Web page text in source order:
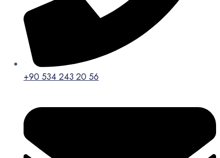
+90 534 243 20 56